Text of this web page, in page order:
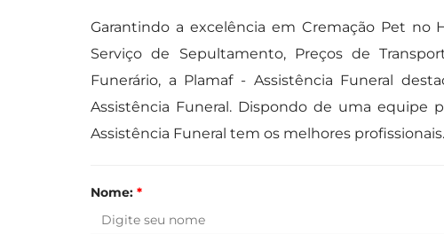
Garantindo a excelência em Cremação Pet no
Serviço de Sepultamento, Preços de
Funerário, a Plamaf - Assistência Funeral
Assistência Funeral. Dispondo de uma equipe
Assistência Funeral tem os melhores
Nome: *